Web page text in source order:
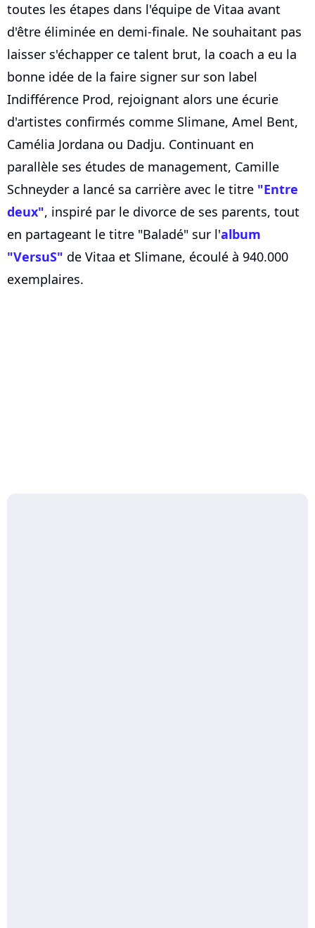
toutes les étapes dans l'équipe de Vitaa avant
d'être éliminée en demi-finale. Ne souhaitant pas
laisser s'échapper ce talent brut, la coach a eu la
bonne idée de la faire signer sur son label
Indifférence Prod, rejoignant alors une écurie
d'artistes confirmés comme Slimane, Amel Bent,
Camélia Jordana ou Dadju. Continuant en
parallèle ses études de management, Camille
Schneyder a lancé sa carrière avec le titre "Entre
deux", inspiré par le divorce de ses parents, tout
en partageant le titre "Baladé" sur l'album
"VersuS" de Vitaa et Slimane, écoulé à 940.000
exemplaires.